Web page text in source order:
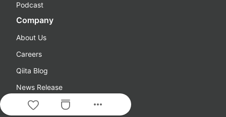
more_horiz
Podcast
Company
About Us
Careers
Qiita Blog
News Release